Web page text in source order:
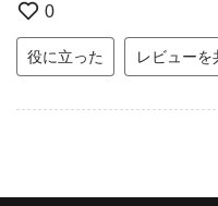
0
役に立った レビューを